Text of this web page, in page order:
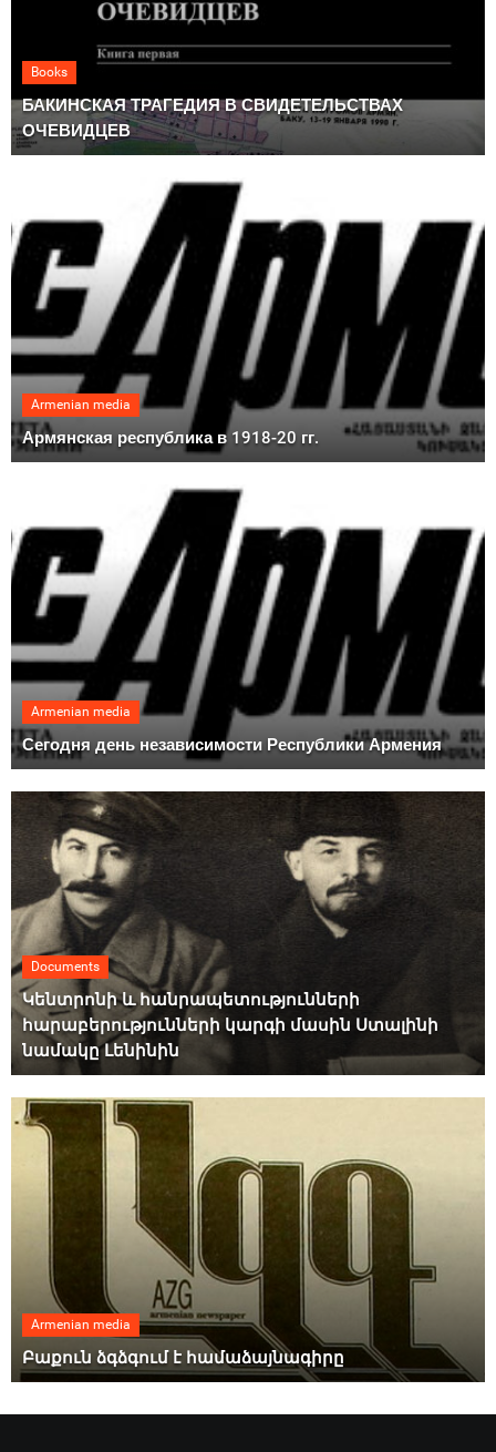
Books
БАКИНСКАЯ ТРАГЕДИЯ В СВИДЕТЕЛЬСТВАХ
ОЧЕВИДЦЕВ
Armenian media
Армянская республика в 1918-20 гг.
Armenian media
Сегодня день независимости Республики Армения
Documents
Կենտրոնի և հանրապետությունների
հարաբերությունների կարգի մասին Ստալինի
նամակը Լենինին
Armenian media
Բաքուն ձգձգում է համաձայնագիրը